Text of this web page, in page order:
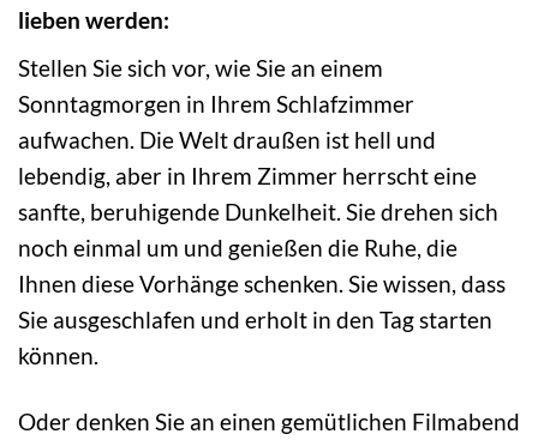
lieben werden:
Stellen Sie sich vor, wie Sie an einem
Sonntagmorgen in Ihrem Schlafzimmer
aufwachen. Die Welt draußen ist hell und
lebendig, aber in Ihrem Zimmer herrscht eine
sanfte, beruhigende Dunkelheit. Sie drehen sich
noch einmal um und genießen die Ruhe, die
Ihnen diese Vorhänge schenken. Sie wissen, dass
Sie ausgeschlafen und erholt in den Tag starten
können.
Oder denken Sie an einen gemütlichen Filmabend